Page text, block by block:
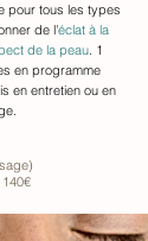
pour tous les types
de l'éclat à la
de la peau. 1
en programme
en entretien ou en